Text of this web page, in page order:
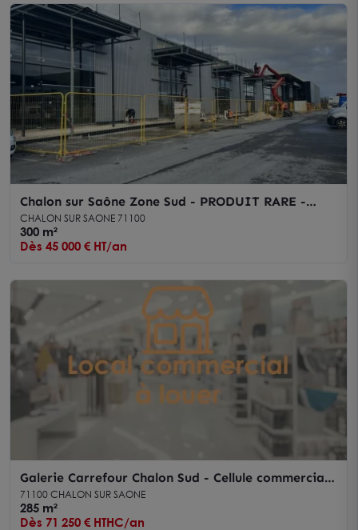
Chalon sur Saône Zone Sud - PRODUIT RARE -
Local commercial 300 m² à louer
CHALON SUR SAONE 71100
300 m²
Dès 45 000 € HT/an
Galerie Carrefour Chalon Sud - Cellule commerciale
285 m² à louer
71100 CHALON SUR SAONE
285 m²
Dès 71 250 € HTHC/an